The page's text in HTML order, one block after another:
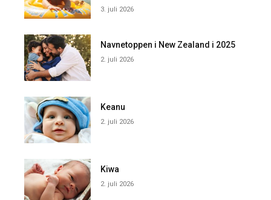
3. juli 2026
Navnetoppen i New Zealand i 2025
2. juli 2026
Keanu
2. juli 2026
Kiwa
2. juli 2026